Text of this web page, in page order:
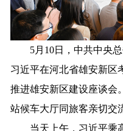
5月10日，中共中央总
习近平在河北省雄安新区
推进雄安新区建设座谈会
站候车大厅同旅客亲切交
当天上午，习近平乘